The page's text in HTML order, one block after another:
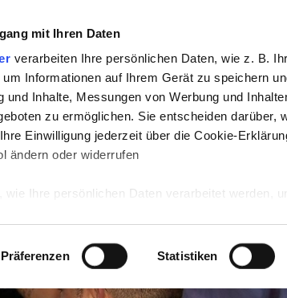
mit Ihren Daten
verarbeiten Ihre persönlichen Daten, wie z. B.
Informationen auf Ihrem Gerät zu speichern
und Inhalte, Messungen von Werbung und
zu ermöglichen. Sie entscheiden darüber,
Einwilligung jederzeit über die Cookie-
ändern oder widerrufen
Ihre persönlichen Daten verarbeitet werden,
Inhalte und Anzeigen zu personalisieren,
Zugriffe auf unsere Website zu analysieren.
unserer Website an unsere Partner für
Präferenzen Statistiken
noch Gefühle für JJ?
Fabrizio noch Gefühle für